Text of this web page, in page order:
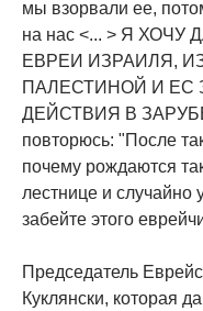
мы взорвали ее,
на нас <... > Я
ЕВРЕИ ИЗРАИЛЯ,
ПАЛЕСТИНОЙ И ЕС
ДЕЙСТВИЯ В
повторюсь: "После
почему рождаются
лестнице и случайно
забейте этого
Председатель
Куклянски, которая